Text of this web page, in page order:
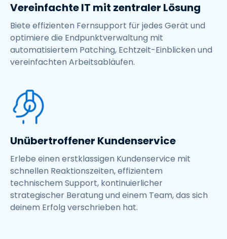
Vereinfachte IT mit zentraler Lösung
Biete effizienten Fernsupport für jedes Gerät und
optimiere die Endpunktverwaltung mit
automatisiertem Patching, Echtzeit-Einblicken und
vereinfachten Arbeitsabläufen.
Unübertroffener Kundenservice
Erlebe einen erstklassigen Kundenservice mit
schnellen Reaktionszeiten, effizientem
technischem Support, kontinuierlicher
strategischer Beratung und einem Team, das sich
deinem Erfolg verschrieben hat.